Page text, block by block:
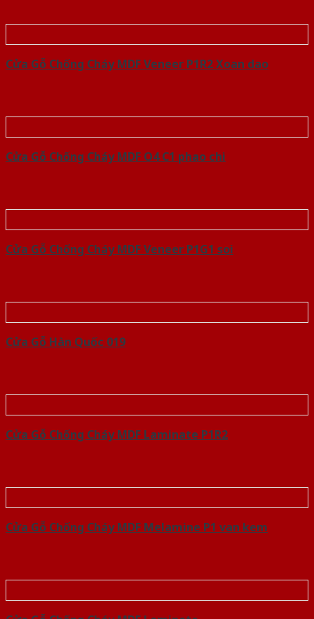
Cửa Gỗ Chống Cháy MDF Veneer P1R2 Xoan dao
Cửa Gỗ Chống Cháy MDF O4 C1 phao chi
Cửa Gỗ Chống Cháy MDF Veneer P1G1 soi
Cửa Gỗ Hàn Quốc 019
Cửa Gỗ Chống Cháy MDF Laminate P1R2
Cửa Gỗ Chống Cháy MDF Melamine P1 van kem